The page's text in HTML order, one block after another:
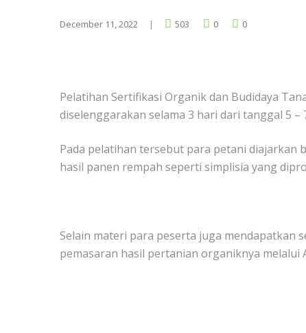
December 11, 2022 503 0 0
Pelatihan Sertifikasi Organik dan Budidaya
diselenggarakan selama 3 hari dari tanggal 5
Pada pelatihan tersebut para petani diajarkan
hasil panen rempah seperti simplisia yang
Selain materi para peserta juga mendapatkan
pemasaran hasil pertanian organiknya melalui